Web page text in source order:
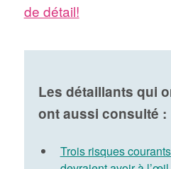
de détail!
Les détaillants qui
ont aussi consulté :
Trois risques